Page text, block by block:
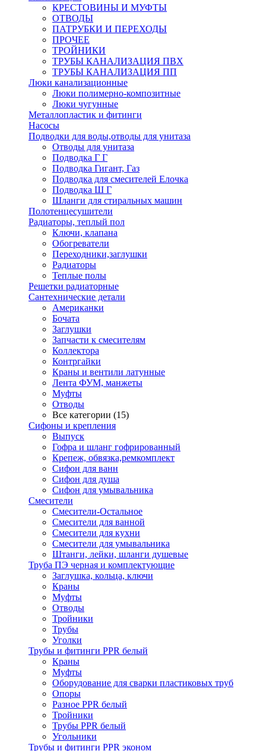
КРЕСТОВИНЫ И МУФТЫ
ОТВОДЫ
ПАТРУБКИ И ПЕРЕХОДЫ
ПРОЧЕЕ
ТРОЙНИКИ
ТРУБЫ КАНАЛИЗАЦИЯ ПВХ
ТРУБЫ КАНАЛИЗАЦИЯ ПП
Люки канализационные
Люки полимерно-композитные
Люки чугунные
Металлопластик и фитинги
Насосы
Подводки для воды,отводы для унитаза
Отводы для унитаза
Подводка Г Г
Подводка Гигант, Газ
Подводка для смесителей Елочка
Подводка Ш Г
Шланги для стиральных машин
Полотенцесушители
Радиаторы, теплый пол
Ключи, клапана
Обогреватели
Переходники,заглушки
Радиаторы
Теплые полы
Решетки радиаторные
Сантехнические детали
Американки
Бочата
Заглушки
Запчасти к смесителям
Коллектора
Контргайки
Краны и вентили латунные
Лента ФУМ, манжеты
Муфты
Отводы
Все категории (15)
Сифоны и крепления
Выпуск
Гофра и шланг гофрированный
Крепеж, обвязка,ремкомплект
Сифон для ванн
Сифон для душа
Сифон для умывальника
Смесители
Cмесители-Остальное
Смесители для ванной
Смесители для кухни
Смесители для умывальника
Штанги, лейки, шланги душевые
Труба ПЭ черная и комплектующие
Заглушка, кольца, ключи
Краны
Муфты
Отводы
Тройники
Трубы
Уголки
Трубы и фитинги PPR белый
Краны
Муфты
Оборудование для сварки пластиковых труб
Опоры
Разное PPR белый
Тройники
Трубы PPR белый
Угольники
Трубы и фитинги PPR эконом